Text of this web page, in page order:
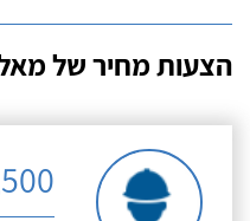
הצעות מחיר של